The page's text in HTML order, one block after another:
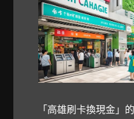
「高雄刷卡換現金」